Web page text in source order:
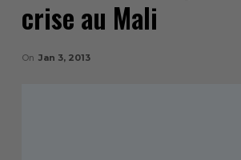
crise au Mali
On Jan 3, 2013